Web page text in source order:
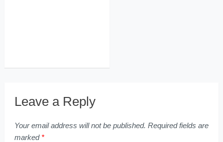
Leave a Reply
Your email address will not be published. Required fields are
marked *